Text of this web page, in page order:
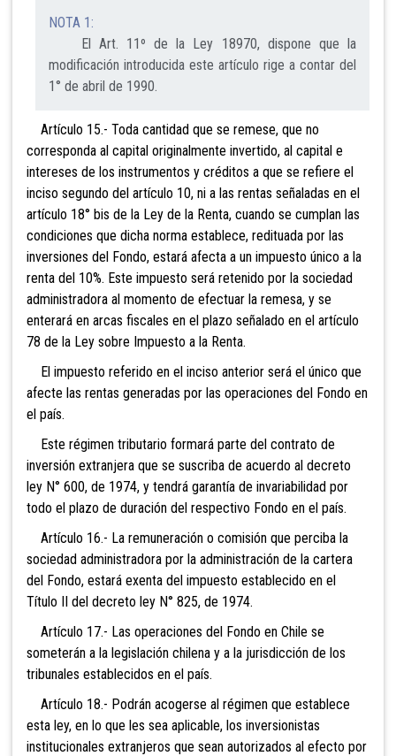
NOTA 1:
El Art. 11º de la Ley 18970, dispone que la
modificación introducida este artículo rige a contar del
1° de abril de 1990.
Artículo 15.- Toda cantidad que se remese, que no
corresponda al capital originalmente invertido, al capital e
intereses de los instrumentos y créditos a que se refiere el
inciso segundo del artículo 10, ni a las rentas señaladas en el
artículo 18° bis de la Ley de la Renta, cuando se cumplan las
condiciones que dicha norma establece, redituada por las
inversiones del Fondo, estará afecta a un impuesto único a la
renta del 10%. Este impuesto será retenido por la sociedad
administradora al momento de efectuar la remesa, y se
enterará en arcas fiscales en el plazo señalado en el artículo
78 de la Ley sobre Impuesto a la Renta.
El impuesto referido en el inciso anterior será el único que
afecte las rentas generadas por las operaciones del Fondo en
el país.
Este régimen tributario formará parte del contrato de
inversión extranjera que se suscriba de acuerdo al decreto
ley N° 600, de 1974, y tendrá garantía de invariabilidad por
todo el plazo de duración del respectivo Fondo en el país.
Artículo 16.- La remuneración o comisión que perciba la
sociedad administradora por la administración de la cartera
del Fondo, estará exenta del impuesto establecido en el
Título II del decreto ley N° 825, de 1974.
Artículo 17.- Las operaciones del Fondo en Chile se
someterán a la legislación chilena y a la jurisdicción de los
tribunales establecidos en el país.
Artículo 18.- Podrán acogerse al régimen que establece
esta ley, en lo que les sea aplicable, los inversionistas
institucionales extranjeros que sean autorizados al efecto por